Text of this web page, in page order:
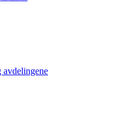
avdelingene